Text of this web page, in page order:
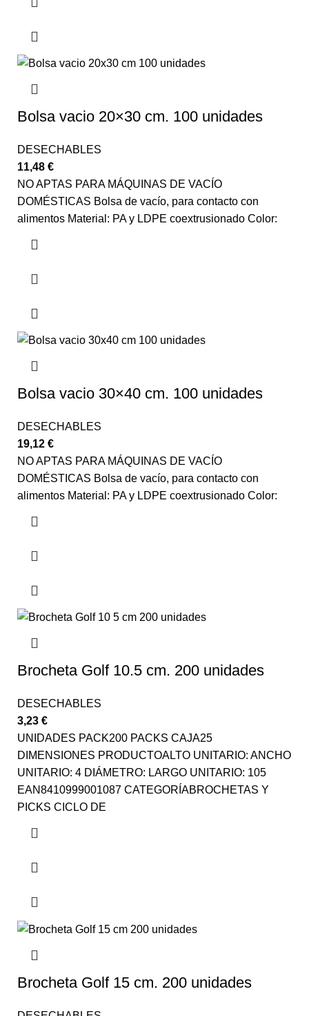
Bolsa vacio 20×30 cm. 100 unidades
DESECHABLES
11,48 €
NO APTAS PARA MÁQUINAS DE VACÍO
DOMÉSTICAS Bolsa de vacío, para contacto con
alimentos Material: PA y LDPE coextrusionado Color:
Bolsa vacio 30×40 cm. 100 unidades
DESECHABLES
19,12 €
NO APTAS PARA MÁQUINAS DE VACÍO
DOMÉSTICAS Bolsa de vacío, para contacto con
alimentos Material: PA y LDPE coextrusionado Color:
Brocheta Golf 10.5 cm. 200 unidades
DESECHABLES
3,23 €
UNIDADES PACK200 PACKS CAJA25
DIMENSIONES PRODUCTOALTO UNITARIO: ANCHO
UNITARIO: 4 DIÁMETRO: LARGO UNITARIO: 105
EAN8410999001087 CATEGORÍABROCHETAS Y
PICKS CICLO DE
Brocheta Golf 15 cm. 200 unidades